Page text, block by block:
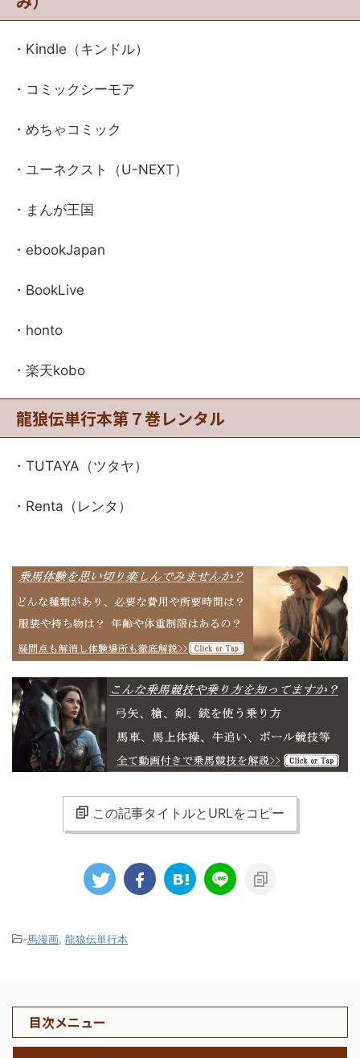
・Kindle（キンドル）
・コミックシーモア
・めちゃコミック
・ユーネクスト（U-NEXT）
・まんが王国
・ebookJapan
・BookLive
・honto
・楽天kobo
龍狼伝単行本第７巻レンタル
・TUTAYA（ツタヤ）
・Renta（レンタ）
この記事タイトルとURLをコピー
-馬漫画 龍狼伝単行本
目次メニュー